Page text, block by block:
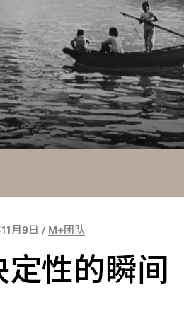
月9日 / M+团队
性的瞬间